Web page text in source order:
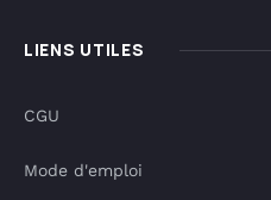
LIENS UTILES
CGU
Mode d'emploi